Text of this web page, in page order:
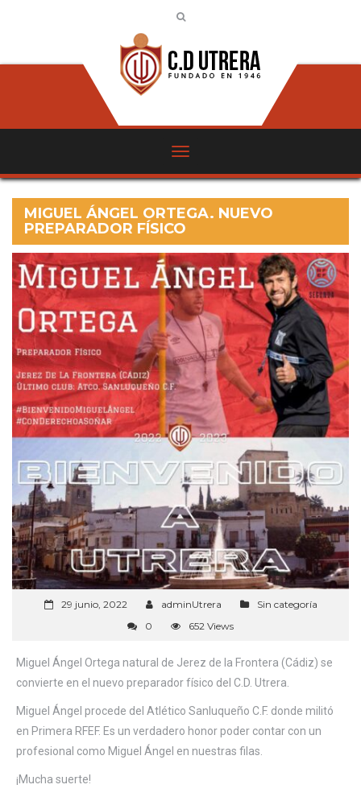
MIGUEL ÁNGEL ORTEGA. NUEVO
PREPARADOR FÍSICO
29 junio, 2022 adminUtrera
Sin categoría
0
652 Views
Miguel Ángel Ortega natural de Jerez de la Frontera (Cádiz) se
convierte en el nuevo preparador físico del C.D. Utrera.
Miguel Ángel procede del Atlético Sanluqueño C.F. donde militó
en Primera RFEF. Es un verdadero honor poder contar con un
profesional como Miguel Ángel en nuestras filas.
¡Mucha suerte!